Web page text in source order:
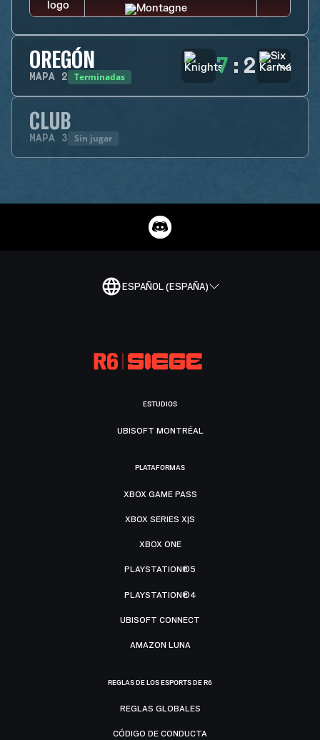
OREGÓN
MAPA 2 Terminadas 7 : 2
CLUB
MAPA 3 Sin jugar
ESPAÑOL (ESPAÑA)
ESTUDIOS
UBISOFT MONTRÉAL
PLATAFORMAS
XBOX GAME PASS
XBOX SERIES X|S
XBOX ONE
PLAYSTATION®5
PLAYSTATION®4
UBISOFT CONNECT
AMAZON LUNA
REGLAS DE LOS ESPORTS DE R6
REGLAS GLOBALES
CÓDIGO DE CONDUCTA